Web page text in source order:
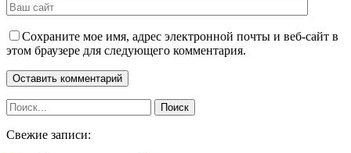
Сохраните мое имя, адрес электронной почты и веб-сайт в
этом браузере для следующего комментария.
Свежие записи: